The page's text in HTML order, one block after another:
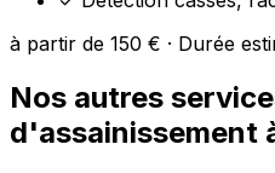
à partir de 150 € · Durée
Nos autres
d'assainissement